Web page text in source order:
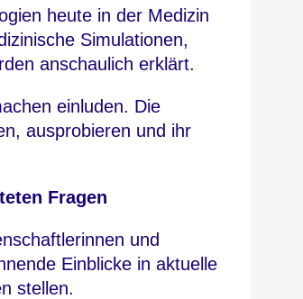
heute in der Medizin
Simulationen,
anschaulich erklärt.
einluden. Die
ausprobieren und ihr
Fragen
und
Einblicke in aktuelle
stellen.